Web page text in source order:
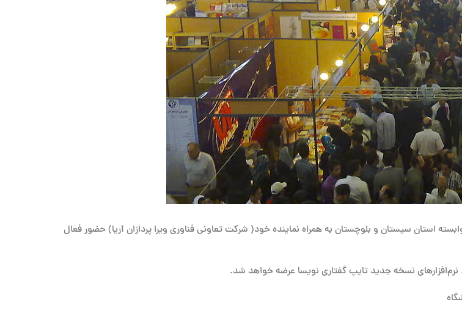
استان سیستان و بلوچستان به همراه نماینده خود( شرکت تعاونی فناوری ویرا پردازان آریا) حضور فعال